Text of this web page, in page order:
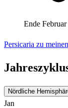
Ende
Persicaria zu
Nördliche
Jan